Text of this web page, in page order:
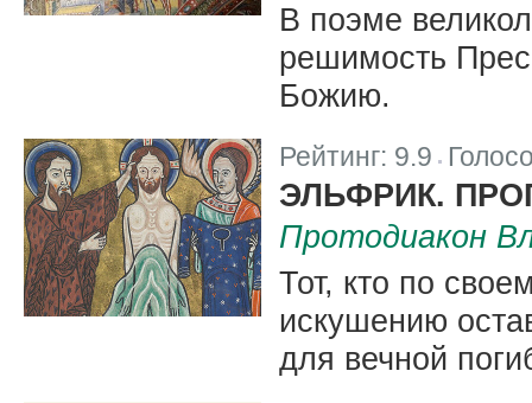
В поэме
решимость
Божию.
Рейтинг: 9.9
ЭЛЬФРИК.
Протодиакон
Тот, кто по
искушению
для вечной